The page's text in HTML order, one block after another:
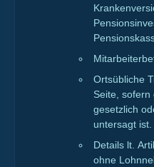
Ortsübliche
Seite,
gesetzlich
untersagt ist.
Details lt.
ohne